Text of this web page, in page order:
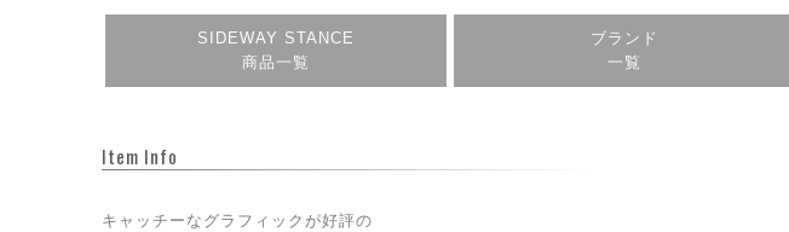
SIDEWAY STANCE
商品一覧
ブランド
一覧
Item Info
キャッチーなグラフィックが好評の